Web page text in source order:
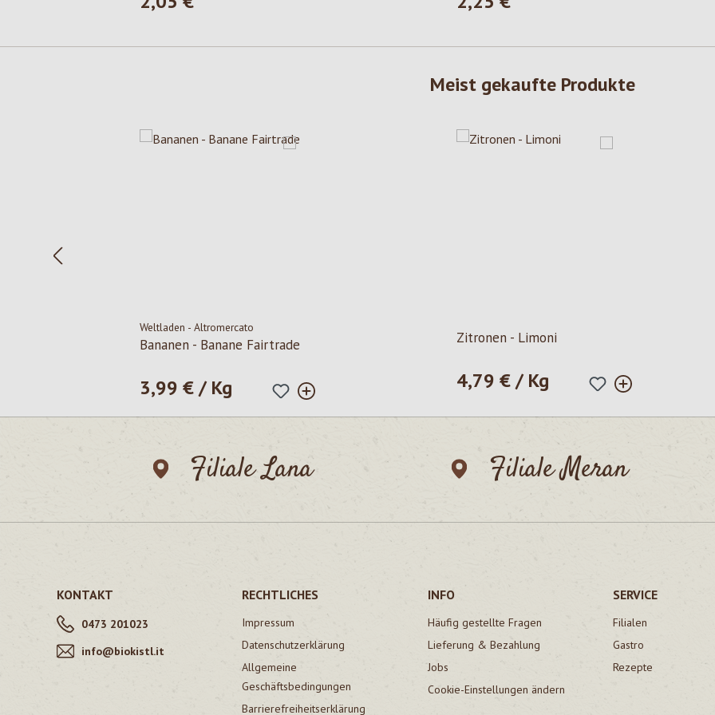
Meist gekaufte Produkte
Weltladen - Altromercato
Bananen - Banane Fairtrade
Regulärer Preis:
3,99 € / Kg
Zitronen - Limoni
Regulärer Preis:
4,79 € / Kg
Filiale Lana Filiale Meran
KONTAKT
0473 201023
info@biokistl.it
RECHTLICHES
Impressum
Datenschutzerklärung
Allgemeine
Geschäftsbedingungen
Barrierefreiheitserklärung
INFO
Häufig gestellte Fragen
Lieferung & Bezahlung
Jobs
Cookie-Einstellungen ändern
SERVICE
Filialen
Gastro
Rezepte